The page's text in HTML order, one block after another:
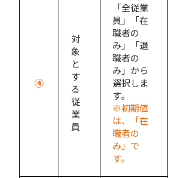
④
対
象
と
す
る
従
業
員
「全従業
員」「在
職者の
み」「退
職者の
み」から
選択しま
す。
※初期値
は、「在
職者の
み」で
す。